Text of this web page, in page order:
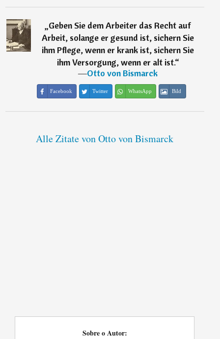
„Geben Sie dem Arbeiter das Recht auf
Arbeit, solange er gesund ist, sichern Sie
ihm Pflege, wenn er krank ist, sichern Sie
ihm Versorgung, wenn er alt ist.“
―Otto von Bismarck
Facebook Twitter WhatsApp Bild
Alle Zitate von Otto von Bismarck
Sobre o Autor: